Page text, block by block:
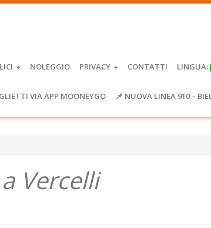
NOLEGGIO PRIVACY CONTATTI LINGUA:
VIA APP MOONEYGO 📌 NUOVA LINEA 910 –
Vercelli